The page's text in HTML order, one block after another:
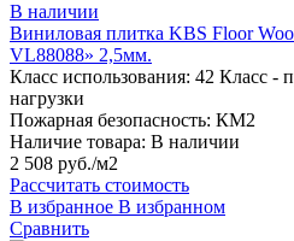
В наличии
Виниловая плитка KBS Floor
VL88088» 2,5мм.
Класс использования: 42 Класс -
нагрузки
Пожарная безопасность: КМ2
Наличие товара: В наличии
2 508 руб./м2
Рассчитать стоимость
В избранное В избранном
Сравнить